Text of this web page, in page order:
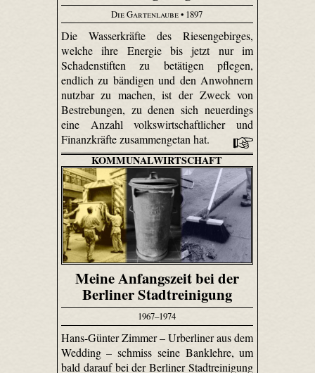
Die Gartenlaube• 1897
Die Wasserkräfte des Riesengebirges,
welche ihre Energie bis jetzt nur im
Schadenstiften zu betätigen pflegen,
endlich zu bändigen und den Anwohnern
nutzbar zu machen, ist der Zweck von
Bestrebungen, zu denen sich neuerdings
eine Anzahl volkswirtschaftlicher und
Finanzkräfte zusammengetan hat.
KOMMUNALWIRTSCHAFT
Meine Anfangszeit bei der
Berliner Stadtreinigung
1967–1974
Hans-Günter Zimmer – Urberliner aus dem
Wedding – schmiss seine Banklehre, um
bald darauf bei der Berliner Stadtreinigung